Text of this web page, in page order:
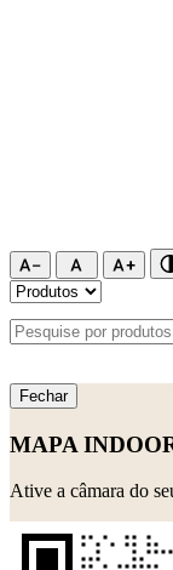
Fechar
MAPA
Ative a câmara do